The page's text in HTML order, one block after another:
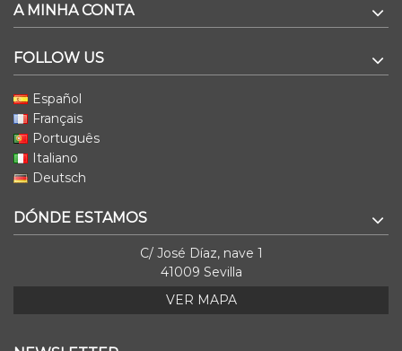
A MINHA CONTA
FOLLOW US
Español
Français
Português
Italiano
Deutsch
DÓNDE ESTAMOS
C/ José Díaz, nave 1
41009 Sevilla
VER MAPA